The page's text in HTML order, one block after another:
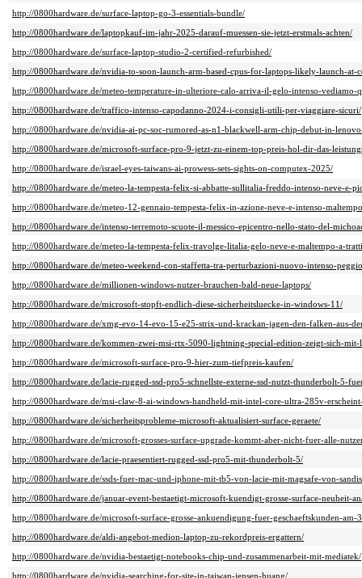
http://0800hardware.de/surface-laptop-go-3-essentials-bundle/
http://0800hardware.de/laptopkauf-im-jahr-2025-darauf-muessen-sie-jetzt-erstmals-achten/
http://0800hardware.de/surface-laptop-studio-2-certified-refurbished/
http://0800hardware.de/nvidia-to-soon-launch-arm-based-cpus-for-laptops-likely-launch-at-
http://0800hardware.de/meteo-temperature-in-ulteriore-calo-arriva-il-gelo-intenso-vediamo-
http://0800hardware.de/traffico-intenso-capodanno-2024-i-consigli-utili-per-viaggiare-sicuri/
http://0800hardware.de/nvidia-ai-pc-soc-rumored-as-n1-blackwell-arm-chip-debut-in-
http://0800hardware.de/microsoft-surface-pro-9-jetzt-zu-einem-top-preis-hol-dir-das-
http://0800hardware.de/israel-eyes-taiwans-ai-prowess-sets-sights-on-computex-2025/
http://0800hardware.de/meteo-la-tempesta-felix-si-abbatte-sullitalia-freddo-intenso-neve-e-
http://0800hardware.de/meteo-12-gennaio-tempesta-felix-in-azione-neve-e-intenso-
http://0800hardware.de/intenso-terremoto-scuote-il-messico-epicentro-nello-stato-del-
http://0800hardware.de/meteo-la-tempesta-felix-travolge-litalia-gelo-neve-e-maltempo-a-
http://0800hardware.de/meteo-weekend-con-staffetta-tra-perturbazioni-nuovo-intenso-
http://0800hardware.de/millionen-windows-nutzer-brauchen-bald-neue-laptops/
http://0800hardware.de/microsoft-stopft-endlich-diese-sicherheitsluecke-in-windows-11/
http://0800hardware.de/xmg-evo-14-evo-15-e25-strix-und-krackan-jagen-den-falken-aus-
http://0800hardware.de/kommen-zwei-msi-rtx-5090-lightning-special-edition-zeigt-sich-
http://0800hardware.de/microsoft-surface-pro-9-hier-zum-tiefpreis-kaufen/
http://0800hardware.de/lacie-rugged-ssd-pro5-schnellste-externe-ssd-nutzt-thunderbolt-5-
http://0800hardware.de/msi-claw-8-ai-windows-handheld-mit-intel-core-ultra-285v-
http://0800hardware.de/sicherheitsprobleme-microsoft-aktualisiert-surface-geraete/
http://0800hardware.de/microsoft-grosses-surface-upgrade-kommt-aber-nicht-fuer-alle-
http://0800hardware.de/lacie-praesentiert-rugged-ssd-pro5-mit-thunderbolt-5/
http://0800hardware.de/ssds-fuer-mac-und-iphone-mit-tb5-von-lacie-mit-magsafe-von-
http://0800hardware.de/januar-event-bestaetigt-microsoft-kuendigt-grosse-surface-neuheit-
http://0800hardware.de/microsoft-surface-grosse-ankuendigung-fuer-geschaeftskunden-am-
http://0800hardware.de/aldi-angebot-medion-laptop-zu-rekordpreis-ergattern/
http://0800hardware.de/nvidia-bestaetigt-notebooks-chip-und-zusammenarbeit-mit-mediatek/
http://0800hardware.de/nvidia-searching-for-site-in-taiwan-jensen-huang/